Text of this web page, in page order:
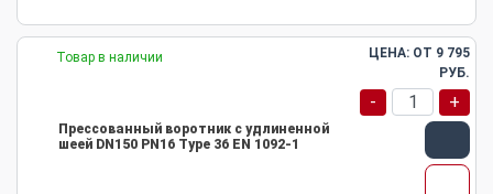
Товар в наличии
Прессованный воротник с удлиненной
шеей DN150 PN16 Type 36 EN 1092-1
ЦЕНА: ОТ 9 795
РУБ.
- +